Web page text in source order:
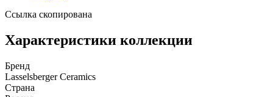
Ссылка скопирована
Характеристики коллекции
Бренд
Lasselsberger Ceramics
Страна